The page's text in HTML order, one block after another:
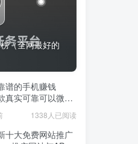
（全网最好的
谱的手机赚钱
真实可靠可以微信
1338人已阅读
十大免费网站推广